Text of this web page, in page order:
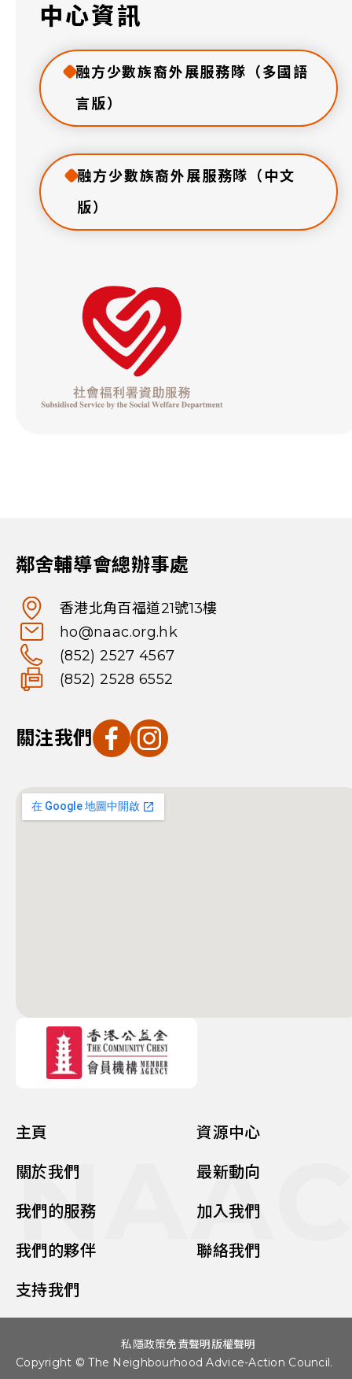
中心資訊
融方少數族裔外展服務隊（多國語
言版）
融方少數族裔外展服務隊（中文
版）
鄰舍輔導會總辦事處
香港北角百福道21號13樓
ho@naac.org.hk
(852) 2527 4567
(852) 2528 6552
關注我們
主頁
關於我們
我們的服務
我們的夥伴
支持我們
資源中心
最新動向
加入我們
聯絡我們
Copyright © The Neighbourhood Advice-Action Council.
私隱政策免責聲明 版權聲明